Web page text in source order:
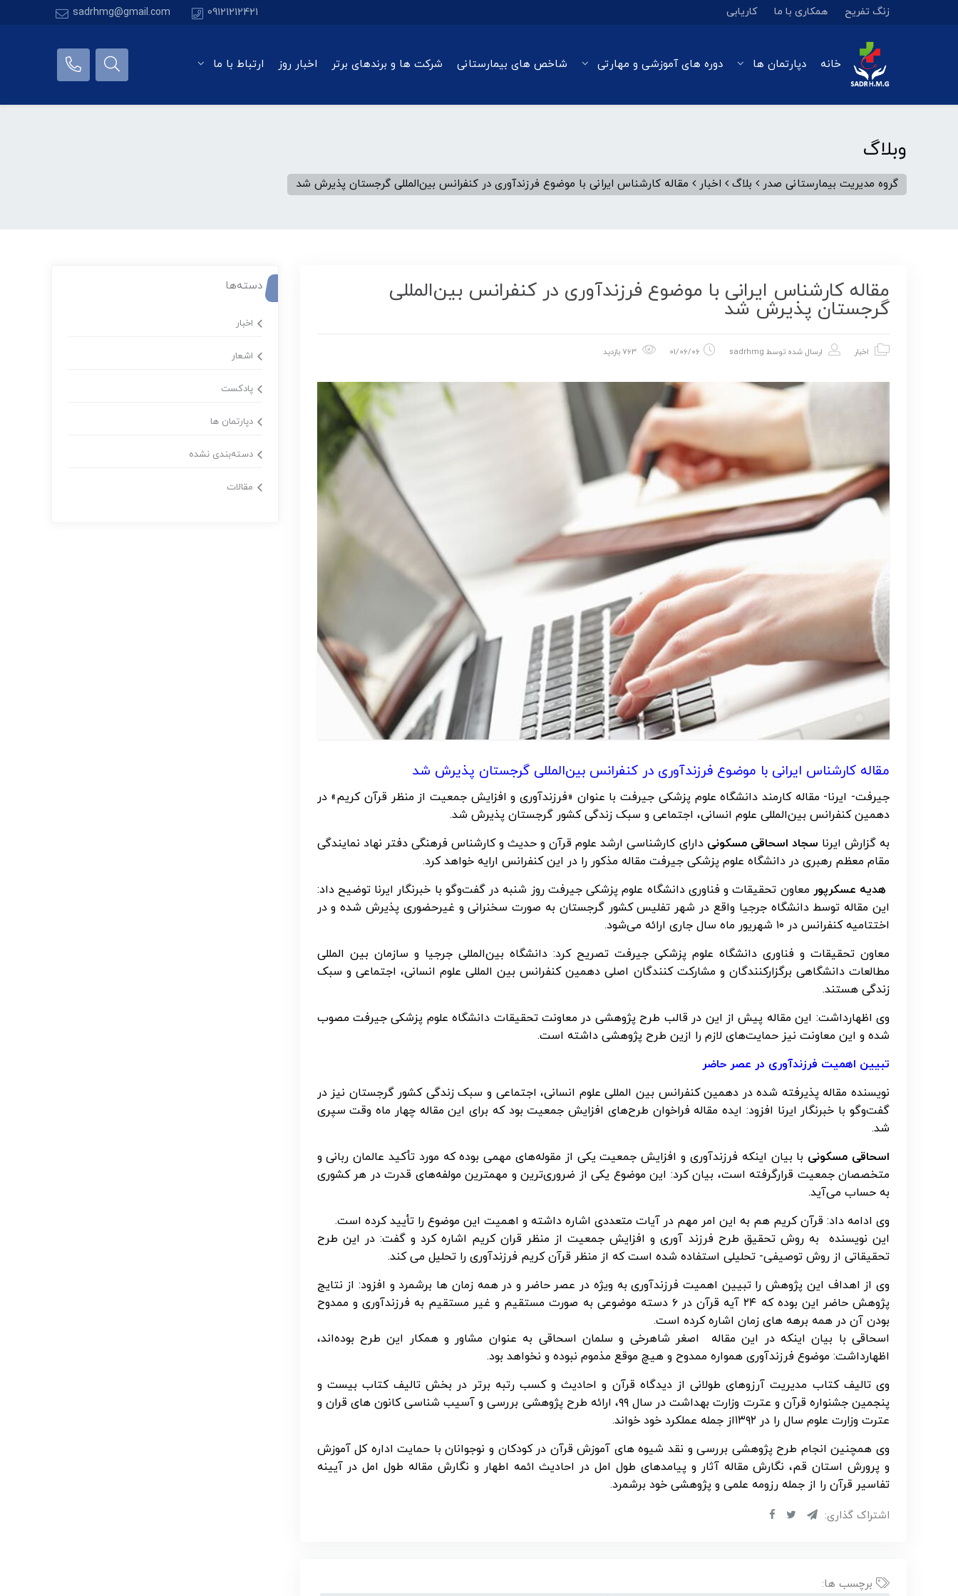
زنگ تفریح همکاری با ما کاریابی 09121212421
sadrhmg@gmail.com
خانه دپارتمان ها دوره های آموزشی و مهارتی شاخص های بیمارستانی شرکت ها و برندهای برتر اخبار روز ارتباط با ما
وبلاگ
گروه مدیریت بیمارستانی صدر بلاگ اخبار مقاله کارشناس ایرانی با موضوع فرزندآوری در کنفرانس بین‌المللی گرجستان پذیرش شد
مقاله کارشناس ایرانی با موضوع فرزندآوری در کنفرانس بین‌المللی
گرجستان پذیرش شد
اخبار ارسال شده توسط sadrhmg
01/06/06
مقاله کارشناس ایرانی با موضوع فرزندآوری در کنفرانس بین‌المللی گرجستان پذیرش شد
جیرفت- ایرنا- مقاله کارمند دانشگاه علوم پزشکی جیرفت با عنوان «فرزندآوری و افزایش جمعیت از منظر قرآن کریم» در
دهمین کنفرانس بین‌المللی علوم انسانی، اجتماعی و سبک زندگی کشور گرجستان پذیرش شد.
به گزارش ایرنا سجاد اسحاقی مسکونی دارای کارشناسی ارشد علوم قرآن و حدیث و کارشناس فرهنگی دفتر نهاد نمایندگی
مقام معظم رهبری در دانشگاه علوم پزشکی جیرفت مقاله مذکور را در این کنفرانس ارایه خواهد کرد.
هدیه عسکرپور معاون تحقیقات و فناوری دانشگاه علوم پزشکی جیرفت روز شنبه در گفت‌وگو با خبرنگار ایرنا توضیح داد:
این مقاله توسط دانشگاه جرجیا واقع در شهر تفلیس کشور گرجستان به صورت سخنرانی و غیرحضوری پذیرش شده و در
اختتامیه کنفرانس در ۱۰ شهریور ماه سال جاری ارائه می‌شود.
معاون تحقیقات و فناوری دانشگاه علوم پزشکی جیرفت تصریح کرد: دانشگاه بین‌المللی جرجیا و سازمان بین المللی
مطالعات دانشگاهی برگزارکنندگان و مشارکت کنندگان اصلی دهمین کنفرانس بین المللی علوم انسانی، اجتماعی و سبک
زندگی هستند.
وی اظهارداشت: این مقاله پیش از این در قالب طرح پژوهشی در معاونت تحقیقات دانشگاه علوم پزشکی جیرفت مصوب
شده و این معاونت نیز حمایت‌های لازم را ازین طرح پژوهشی داشته است.
تبیین اهمیت فرزندآوری در عصر حاضر
نویسنده مقاله پذیرفته شده در دهمین کنفرانس بین المللی علوم انسانی، اجتماعی و سبک زندگی کشور گرجستان نیز در
گفت‌وگو با خبرنگار ایرنا افزود: ایده مقاله فراخوان طرح‌های افزایش جمعیت بود که برای این مقاله چهار ماه وقت سپری
شد.
اسحاقی مسکونی با بیان اینکه فرزندآوری و افزایش جمعیت یکی از مقوله‌های مهمی بوده که مورد تأکید عالمان ربانی و
متخصصان جمعیت قرارگرفته است، بیان کرد: این موضوع یکی از ضروری‌ترین و مهمترین مولفه‌های قدرت در هر کشوری
به حساب می‌آید.
وی ادامه داد: قرآن کریم هم به این امر مهم در آیات متعددی اشاره داشته و اهمیت این موضوع را تأیید کرده است.
این نویسنده به روش تحقیق طرح فرزند آوری و افزایش جمعیت از منظر قران کریم اشاره کرد و گفت: در این طرح
تحقیقاتی از روش توصیفی- تحلیلی استفاده شده است که از منظر قرآن کریم فرزندآوری را تحلیل می کند.
وی از اهداف این پژوهش را تبیین اهمیت فرزندآوری به ویژه در عصر حاضر و در همه زمان ها برشمرد و افزود: از نتایج
پژوهش حاضر این بوده که ۲۴ آیه قرآن در ۶ دسته موضوعی به صورت مستقیم و غیر مستقیم به فرزندآوری و ممدوح
بودن آن در همه برهه های زمان اشاره کرده است.
اسحاقی با بیان اینکه در این مقاله اصغر شاهرخی و سلمان اسحاقی به عنوان مشاور و همکار این طرح بوده‌اند،
اظهارداشت: موضوع فرزندآوری همواره ممدوح و هیچ موقع مذموم نبوده و نخواهد بود.
وی تالیف کتاب مدیریت آرزوهای طولانی از دیدگاه قرآن و احادیث و کسب رتبه برتر در بخش تالیف کتاب بیست و
پنجمین جشنواره قرآن و عترت وزارت بهداشت در سال ۹۹، ارائه طرح پژوهشی بررسی و آسیب شناسی کانون های قران و
عترت وزارت علوم سال را در ۱۳۹۲از جمله عملکرد خود خواند.
وی همچنین انجام طرح پژوهشی بررسی و نقد شیوه های آموزش قرآن در کودکان و نوجوانان با حمایت اداره کل آموزش
و پرورش استان قم، نگارش مقاله آثار و پیامدهای طول امل در احادیث ائمه اطهار و نگارش مقاله طول امل در آیینه
تفاسیر قرآن را از جمله رزومه علمی و پژوهشی خود برشمرد.
اشتراک گذاری:
برچسب ها:
دسته‌ها
اخبار
اشعار
پادکست
دپارتمان ها
دسته‌بندی نشده
مقالات